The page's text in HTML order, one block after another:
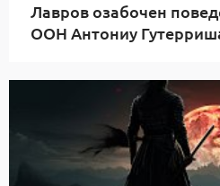
Лавров озабочен
ООН Антониу